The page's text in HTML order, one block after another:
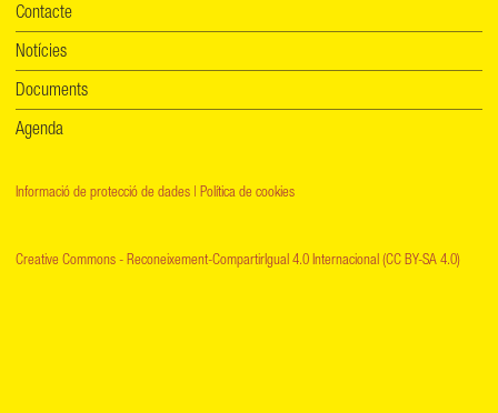
Contacte
Notícies
Documents
Agenda
Informació de protecció de dades | Política de cookies
Creative Commons - Reconeixement-CompartirIgual 4.0 Internacional (CC BY-SA 4.0)